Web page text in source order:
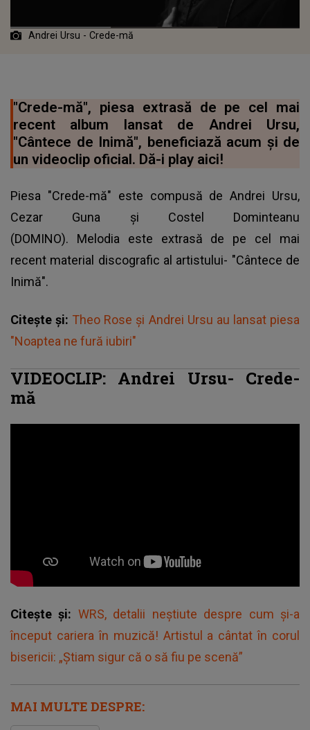
Andrei Ursu - Crede-mă
"Crede-mă", piesa extrasă de pe cel mai
recent album lansat de Andrei Ursu,
"Cântece de Inimă", beneficiază acum și de
un videoclip oficial. Dă-i play aici!
Piesa "Crede-mă" este compusă de Andrei Ursu,
Cezar Guna și Costel Dominteanu
(DOMINO). Melodia este extrasă de pe cel mai
recent material discografic al artistului- "Cântece de
Inimă".
Citește și: Theo Rose și Andrei Ursu au lansat piesa
"Noaptea ne fură iubiri"
VIDEOCLIP: Andrei Ursu- Crede-
mă
Citește și: WRS, detalii neștiute despre cum și-a
început cariera în muzică! Artistul a cântat în corul
bisericii: „Știam sigur că o să fiu pe scenă”
MAI MULTE DESPRE: